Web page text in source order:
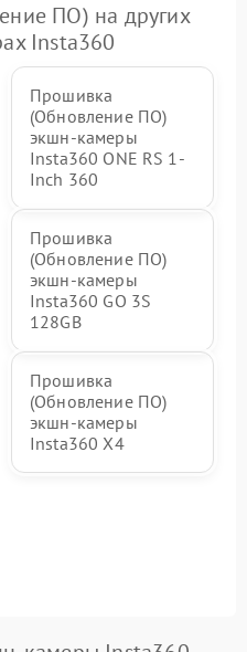
ПО) на других
Insta360
Прошивка
(Обновление ПО)
экшн-камеры
Insta360 ONE RS 1-
Inch 360
Прошивка
(Обновление ПО)
экшн-камеры
Insta360 GO 3S
128GB
Прошивка
(Обновление ПО)
экшн-камеры
Insta360 X4